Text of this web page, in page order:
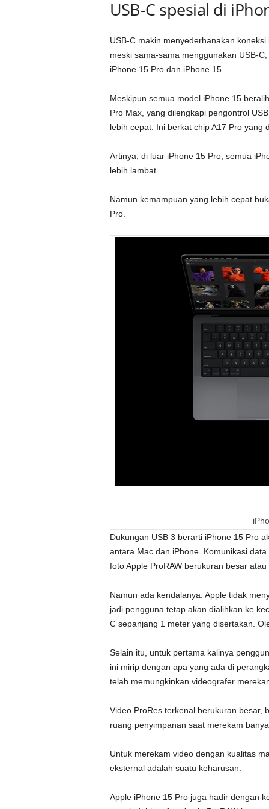
USB-C spesial di
USB-C makin menyederhanakan
meski sama-sama menggunakan USB-
iPhone 15 Pro dan iPhone 15.
Meskipun semua model iPhone 15
Pro Max, yang dilengkapi pengontrol
lebih cepat. Ini berkat chip A17 Pro yang
Artinya, di luar iPhone 15 Pro, semua
lebih lambat.
Namun kemampuan yang lebih cepat
Pro.
Dukungan USB 3 berarti iPhone 15 Pro
antara Mac dan iPhone. Komunikasi
foto Apple ProRAW berukuran besar
Namun ada kendalanya. Apple tidak
jadi pengguna tetap akan dialihkan ke
C sepanjang 1 meter yang disertakan.
Selain itu, untuk pertama kalinya
ini mirip dengan apa yang ada di
telah memungkinkan videografer
Video ProRes terkenal berukuran besar,
ruang penyimpanan saat merekam
Untuk merekam video dengan kualitas
eksternal adalah suatu keharusan.
Apple iPhone 15 Pro juga hadir dengan